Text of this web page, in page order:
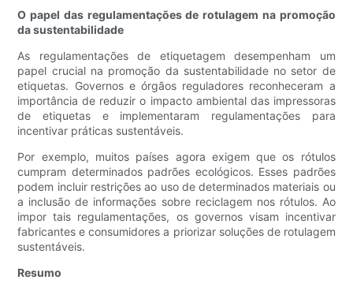
O papel das regulamentações de rotulagem na promoção
da sustentabilidade
As regulamentações de etiquetagem desempenham um
papel crucial na promoção da sustentabilidade no setor de
etiquetas. Governos e órgãos reguladores reconheceram a
importância de reduzir o impacto ambiental das impressoras
de etiquetas e implementaram regulamentações para
incentivar práticas sustentáveis.
Por exemplo, muitos países agora exigem que os rótulos
cumpram determinados padrões ecológicos. Esses padrões
podem incluir restrições ao uso de determinados materiais ou
a inclusão de informações sobre reciclagem nos rótulos. Ao
impor tais regulamentações, os governos visam incentivar
fabricantes e consumidores a priorizar soluções de rotulagem
sustentáveis.
Resumo